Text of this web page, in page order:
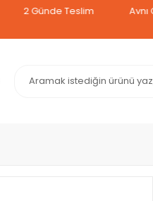
2 Günde Teslim Aynı Gün